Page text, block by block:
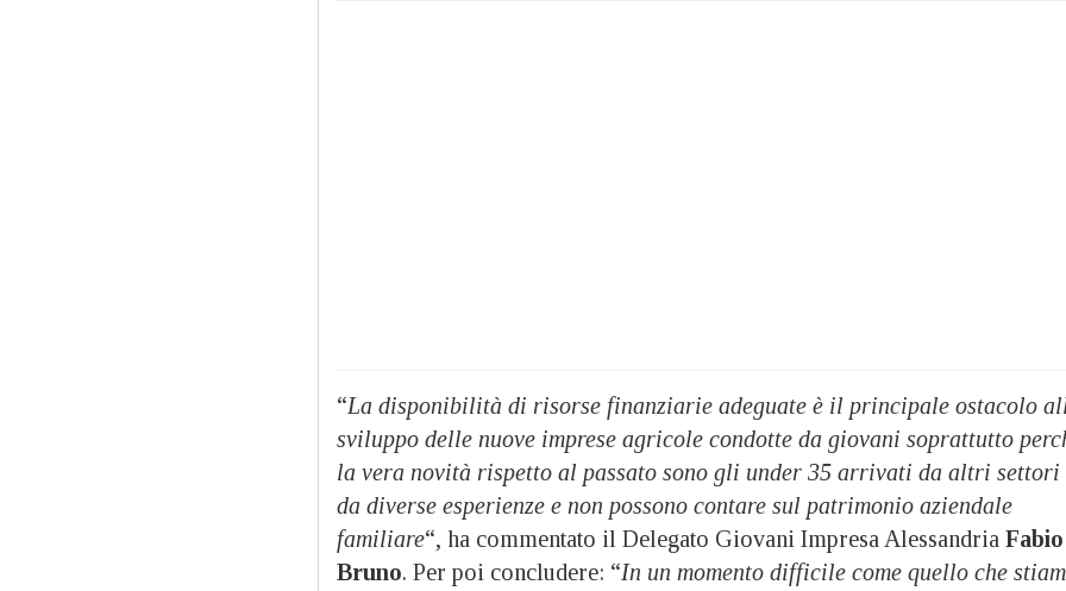
“La disponibilità di risorse finanziarie adeguate è il principale ostacolo
sviluppo delle nuove imprese agricole condotte da giovani soprattutto
la vera novità rispetto al passato sono gli under 35 arrivati da altri settori
da diverse esperienze e non possono contare sul patrimonio aziendale
familiare“, ha commentato il Delegato Giovani Impresa Alessandria Fabio
Bruno. Per poi concludere: “In un momento difficile come quello che